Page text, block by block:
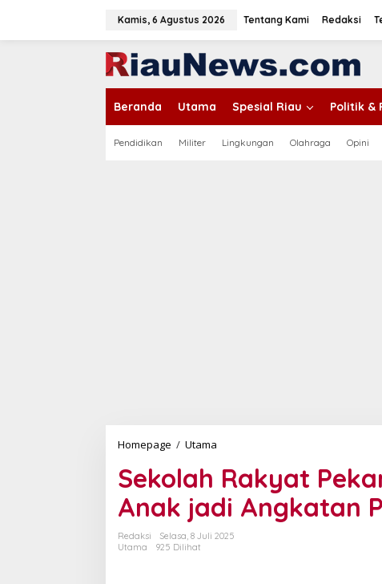
Kamis, 6 Agustus 2026 Tentang Kami Redaksi
Beranda Utama Spesial Riau Politik &
Pendidikan Militer Lingkungan Olahraga Opini
Homepage / Utama
o
l
a
h
Sekolah Rakyat
Anak jadi Angkatan
Redaksi
Selasa, 8 Juli 2025
Utama
925 Dilihat